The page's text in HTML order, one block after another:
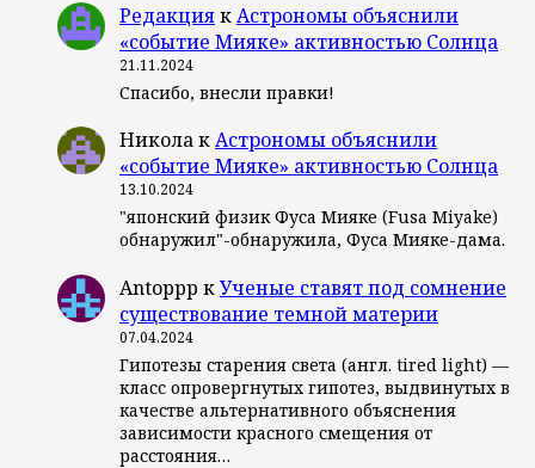
РедакциякАстрономы объяснили
«событие Мияке» активностью Солнца
21.11.2024
Спасибо, внесли правки!
НиколакАстрономы объяснили
«событие Мияке» активностью Солнца
13.10.2024
"японский физик Фуса Мияке (Fusa Miyake)
обнаружил"-обнаружила, Фуса Мияке-дама.
Antoppp кУченые ставят под сомнение
существование темной материи
07.04.2024
Гипотезы старения света (англ. tired light) —
класс опровергнутых гипотез, выдвинутых в
качестве альтернативного объяснения
зависимости красного смещения от
расстояния…